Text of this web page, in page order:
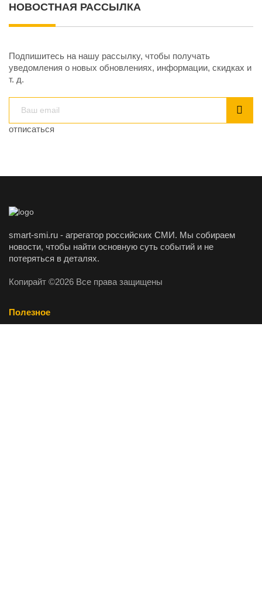
НОВОСТНАЯ РАССЫЛКА
Подпишитесь на нашу рассылку, чтобы получать
уведомления о новых обновлениях, информации, скидках и
т. д.
отписаться
smart-smi.ru - агрегатор российских СМИ. Мы собираем
новости, чтобы найти основную суть событий и не
потеряться в деталях.
Копирайт ©2026 Все права защищены
Полезное